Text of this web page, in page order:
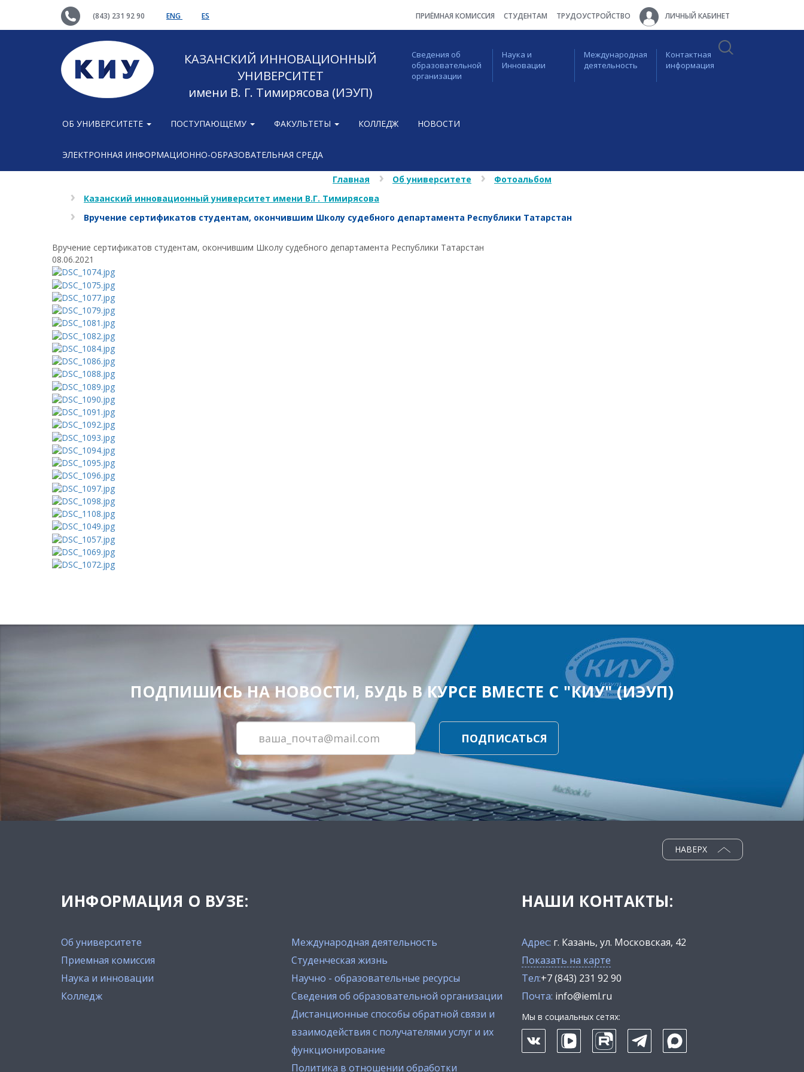
(843) 231 92 90 ENG ES ПРИЁМНАЯ КОМИССИЯ СТУДЕНТАМ ТРУДОУСТРОЙСТВО ЛИЧНЫЙ КАБИНЕТ
КАЗАНСКИЙ ИННОВАЦИОННЫЙ
УНИВЕРСИТЕТ
имени В. Г. Тимирясова (ИЭУП)
Сведения об
образовательной
организации
Наука и
Инновации
Международная
деятельность
Контактная
информация
ОБ УНИВЕРСИТЕТЕ ПОСТУПАЮЩЕМУ ФАКУЛЬТЕТЫ КОЛЛЕДЖ НОВОСТИ
ЭЛЕКТРОННАЯ ИНФОРМАЦИОННО-ОБРАЗОВАТЕЛЬНАЯ СРЕДА
Главная Об университете
Фотоальбом
Казанский инновационный университет имени В.Г. Тимирясова
Вручение сертификатов студентам, окончившим Школу судебного департамента Республики Татарстан
Вручение сертификатов студентам, окончившим Школу судебного департамента Республики Татарстан
08.06.2021
ПОДПИШИСЬ НА НОВОСТИ, БУДЬ В КУРСЕ ВМЕСТЕ С "КИУ" (ИЭУП)
ПОДПИСАТЬСЯ
ИНФОРМАЦИЯ О ВУЗЕ:
Об университете
Приемная комиссия
Наука и инновации
Колледж
Международная деятельность
Студенческая жизнь
Научно - образовательные ресурсы
Сведения об образовательной организации
Дистанционные способы обратной связи и
взаимодействия с получателями услуг и их
функционирование
Политика в отношении обработки
НАВЕРХ
НАШИ КОНТАКТЫ:
Адрес: г. Казань, ул. Московская, 42
Показать на карте
Тел:+7 (843) 231 92 90
Почта: info@ieml.ru
Мы в социальных сетях: